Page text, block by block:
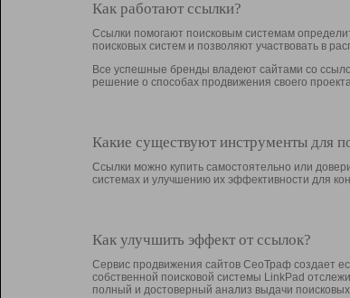
Как работают ссылки?
Ссылки помогают поисковым системам
поисковых систем и позволяют участвовать в
Все успешные бренды владеют сайтами со
решение о способах продвижения своего
Какие существуют инструменты для
Ссылки можно купить самостоятельно или
системах и улучшению их эффективности для
Как улучшить эффект от ссылок?
Сервис продвижения сайтов СеоТраф создает
собственной поисковой системы LinkPad
полный и достоверный анализ выдачи